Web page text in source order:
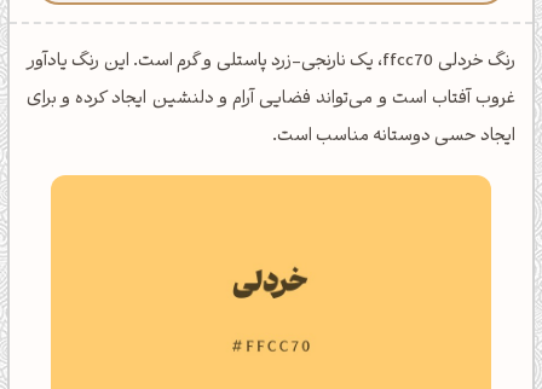
رنگ خردلی ffcc70، یک نارنجی-زرد پاستلی و گرم است. این رنگ یادآور
غروب آفتاب است و می‌تواند فضایی آرام و دلنشین ایجاد کرده و برای
ایجاد حسی دوستانه مناسب است.